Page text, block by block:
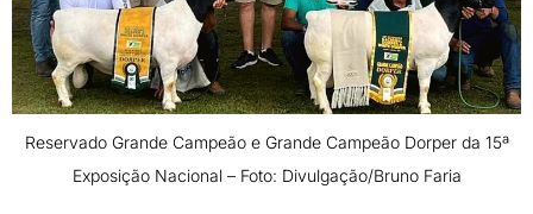
Reservado Grande Campeão e Grande Campeão Dorper da 15ª
Exposição Nacional – Foto: Divulgação/Bruno Faria